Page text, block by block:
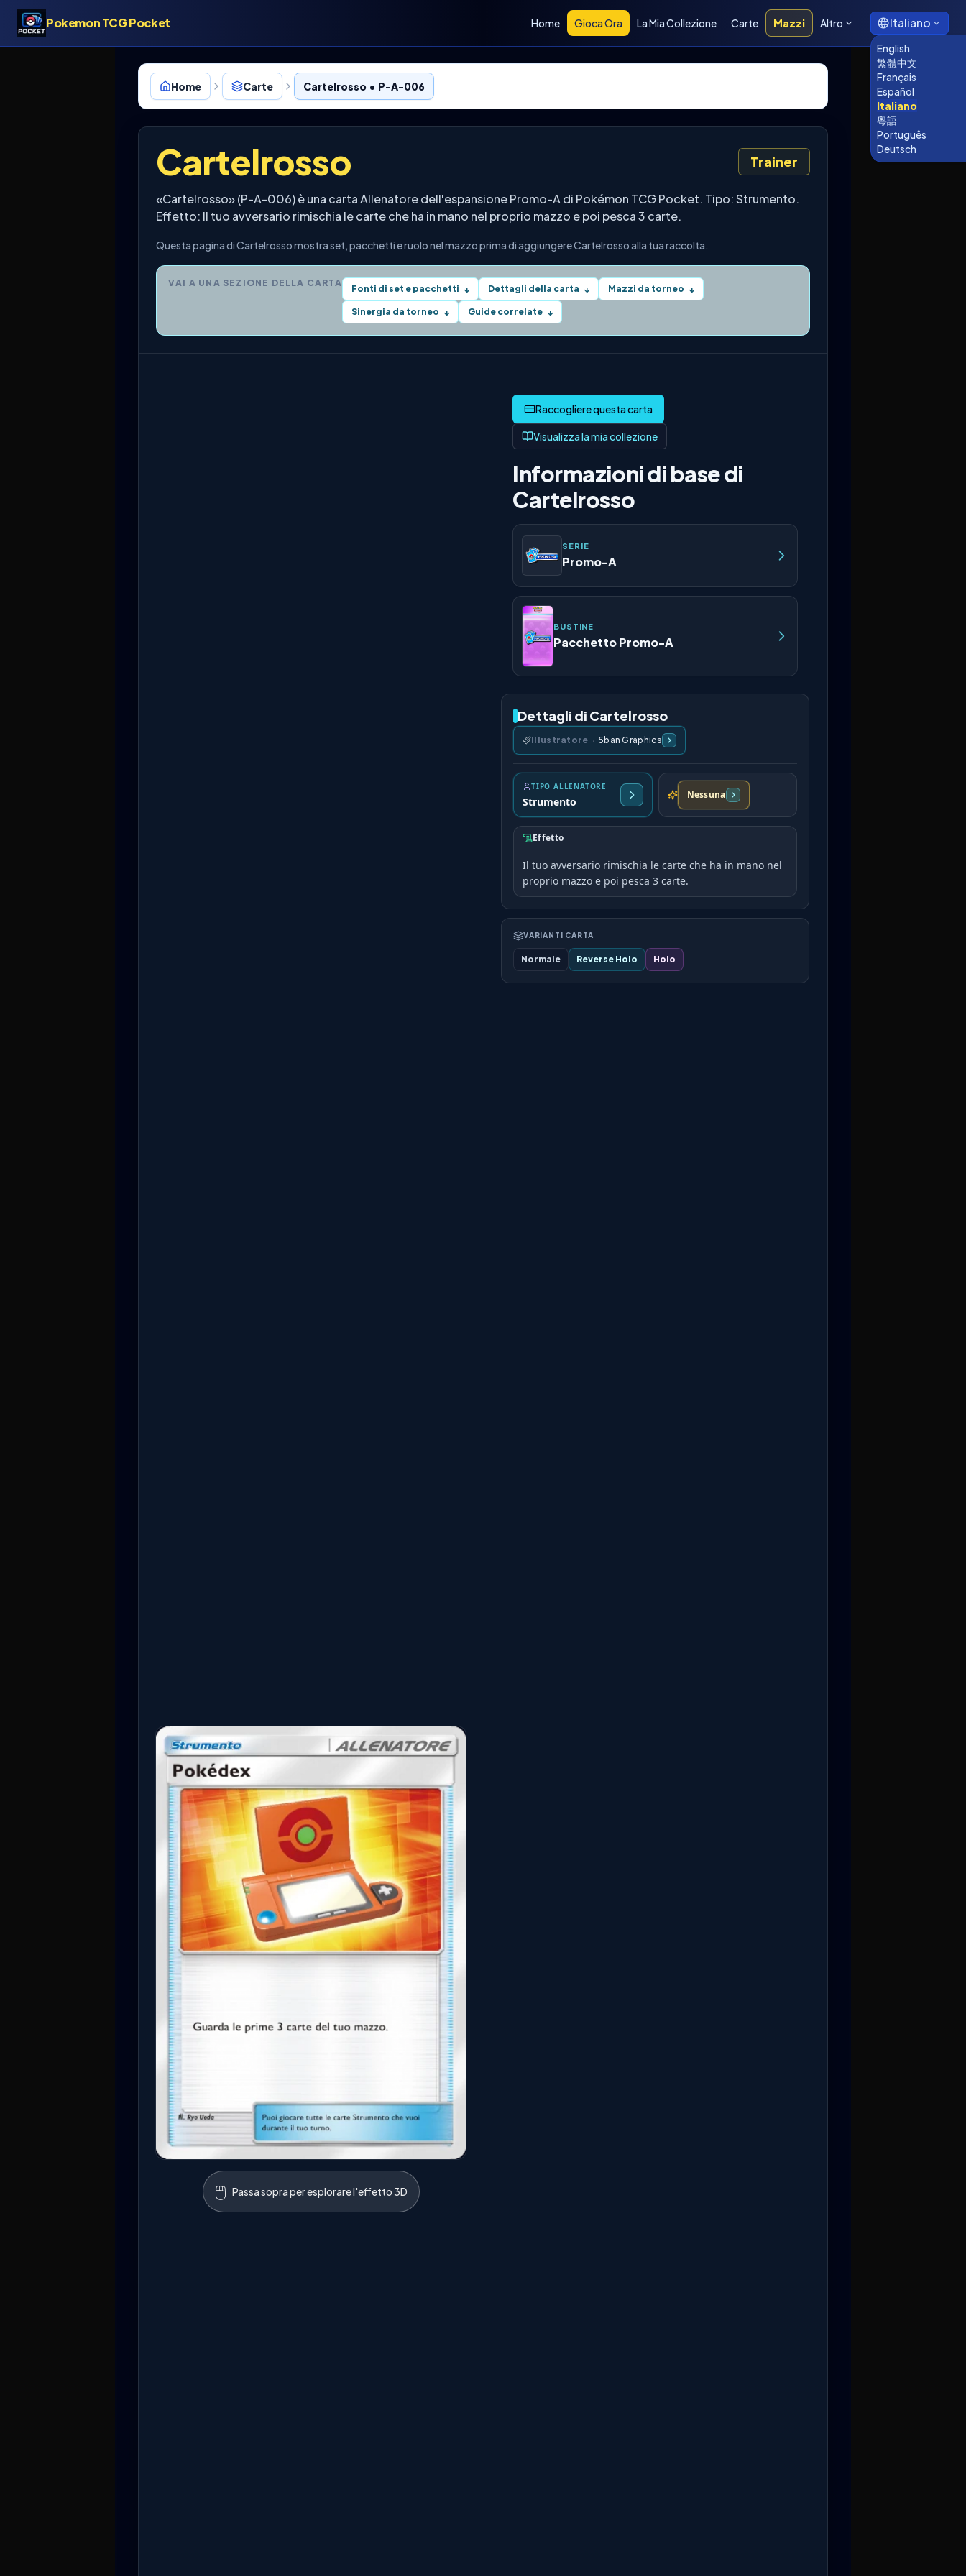
Pokemon TCG Pocket Home Gioca Ora La Mia Collezione Carte Mazzi Altro Italiano
English
繁體中文
Français
Español
Italiano
粵語
Português
Deutsch
Home Carte Cartelrosso • P-A-006
Cartelrosso Trainer
«Cartelrosso» (P-A-006) è una carta Allenatore dell'espansione Promo-A di Pokémon TCG Pocket. Tipo: Strumento.
Effetto: Il tuo avversario rimischia le carte che ha in mano nel proprio mazzo e poi pesca 3 carte.
Questa pagina di Cartelrosso mostra set, pacchetti e ruolo nel mazzo prima di aggiungere Cartelrosso alla tua raccolta.
VAI A UNA SEZIONE DELLA CARTA
Fonti di set e pacchetti ↓ Dettagli della carta ↓ Mazzi da torneo ↓
Sinergia da torneo ↓ Guide correlate ↓
🖱️ Passa sopra per esplorare l'effetto 3D
Visualizza la mia collezione
Informazioni di base di
Cartelrosso
SERIE
Promo-A
BUSTINE
Pacchetto Promo-A
Dettagli di Cartelrosso
Illustratore · 5ban Graphics
TIPO ALLENATORE
Strumento Nessuna
Effetto
Il tuo avversario rimischia le carte che ha in mano nel
proprio mazzo e poi pesca 3 carte.
VARIANTI CARTA
Normale Reverse Holo Holo